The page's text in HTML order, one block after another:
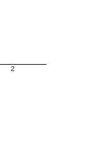
2